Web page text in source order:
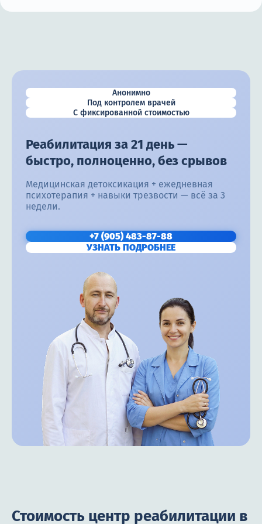
Анонимно
Под контролем врачей
С фиксированной стоимостью
Реабилитация за 21 день —
быстро, полноценно, без срывов
Медицинская детоксикация + ежедневная
психотерапия + навыки трезвости — всё за 3
недели.
+7 (905) 483-87-88
УЗНАТЬ ПОДРОБНЕЕ
Стоимость центр реабилитации в